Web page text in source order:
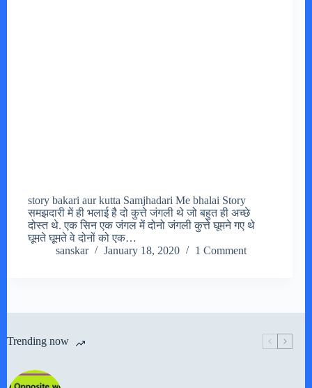
story bakari aur kutta Samjhadari Me bhalai Story
समझदारी में ही भलाई है दो कुत्ते जंगली थे जो बहुत ही अच्छे
दोस्त थे. एक सिन एक जंगल में दोनो जंगली कुत्ते घूमने गए थे
घूमते घूमते वे दोनों को एक…
sanskar
January 18, 2020 1 Comment
Trending now